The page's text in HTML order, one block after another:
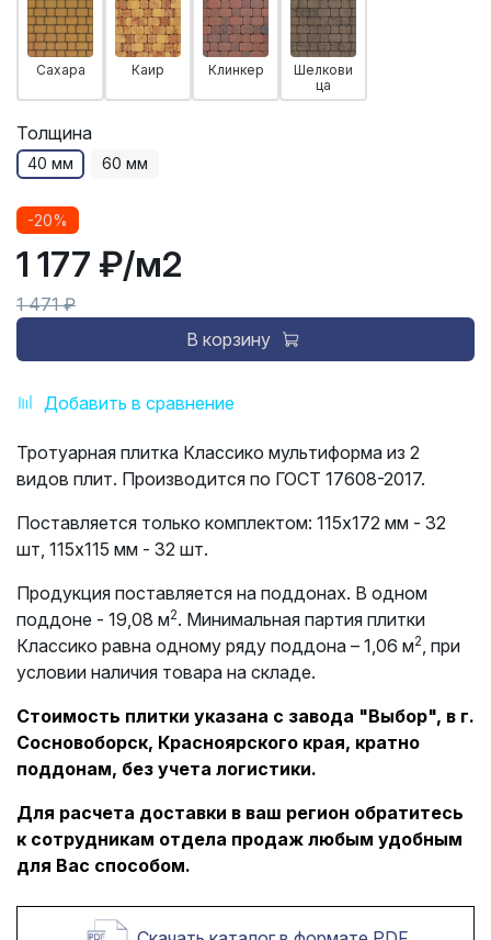
Добавить в сравнение
Сахара Каир Клинкер
Шелкови
ца
Толщина
40 мм 60 мм
-20%
1 177 ₽/м2
1 471 ₽
В корзину
Тротуарная плитка Классико мультиформа из 2
видов плит. Производится по ГОСТ 17608-2017.
Поставляется только комплектом: 115х172 мм - 32
шт, 115х115 мм - 32 шт.
Продукция поставляется на поддонах. В одном
поддоне - 19,08 м2. Минимальная партия плитки
Классико равна одному ряду поддона – 1,06 м2 , при
условии наличия товара на складе.
Стоимость плитки указана с завода "Выбор", в г.
Сосновоборск, Красноярского края, кратно
поддонам, без учета логистики.
Для расчета доставки в ваш регион обратитесь
к сотрудникам отдела продаж любым удобным
для Вас способом.